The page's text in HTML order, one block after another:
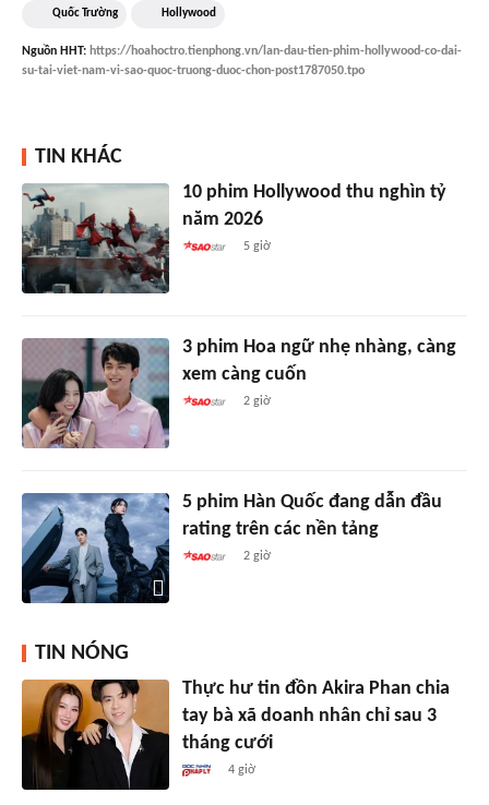
Quốc Trường Hollywood
Nguồn HHT: https://hoahoctro.tienphong.vn/lan-dau-tien-phim-hollywood-co-dai-
su-tai-viet-nam-vi-sao-quoc-truong-duoc-chon-post1787050.tpo
TIN KHÁC
10 phim Hollywood thu nghìn tỷ
năm 2026
5 giờ
3 phim Hoa ngữ nhẹ nhàng, càng
xem càng cuốn
2 giờ
5 phim Hàn Quốc đang dẫn đầu
rating trên các nền tảng
2 giờ
TIN NÓNG
Thực hư tin đồn Akira Phan chia
tay bà xã doanh nhân chỉ sau 3
tháng cưới
4 giờ